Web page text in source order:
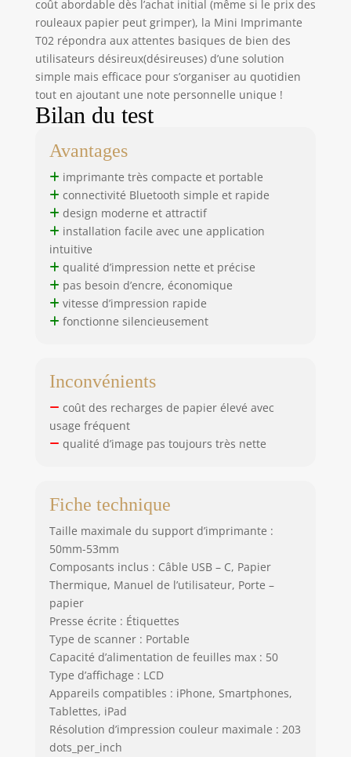
et lancez
l'impression.
L'application
propose des
options de zoom et
de déplacement
des autocollants.
Elle offre
également de
nombreux
modèles, options
texte. 【Design
ludique】Son
adorable design de
jouet en fait un
pour les adultes.
pour stimuler la
créativité et rendre
Notre imprimante
technologie
d'impression
étiquettes et des
autocollants de
203 dpi. Remarque
imprime
coût abordable dès l’achat initial (même si le prix des
rouleaux papier peut grimper), la Mini Imprimante
T02 répondra aux attentes basiques de bien des
utilisateurs désireux(désireuses) d’une solution
simple mais efficace pour s’organiser au quotidien
tout en ajoutant une note personnelle unique !
Bilan du test
Avantages
imprimante très compacte et portable
connectivité Bluetooth simple et rapide
design moderne et attractif
installation facile avec une application
intuitive
qualité d’impression nette et précise
pas besoin d’encre, économique
vitesse d’impression rapide
fonctionne silencieusement
Inconvénients
coût des recharges de papier élevé avec
usage fréquent
qualité d’image pas toujours très nette
Fiche technique
Taille maximale du support d’imprimante :
50mm-53mm
Composants inclus : Câble USB – C, Papier
Thermique, Manuel de l’utilisateur, Porte –
papier
Presse écrite : Étiquettes
Type de scanner : Portable
Capacité d’alimentation de feuilles max : 50
Type d’affichage : LCD
Appareils compatibles : iPhone, Smartphones,
Tablettes, iPad
Résolution d’impression couleur maximale : 203
dots_per_inch